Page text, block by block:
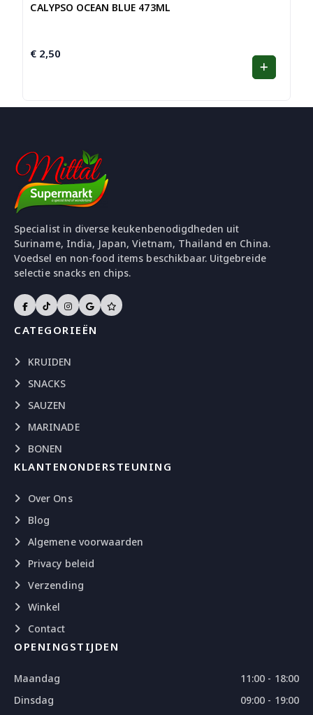
CALYPSO OCEAN BLUE 473ML
€ 2,50
Specialist in diverse keukenbenodigdheden uit
Suriname, India, Japan, Vietnam, Thailand en China.
Voedsel en non-food items beschikbaar. Uitgebreide
selectie snacks en chips.
CATEGORIEËN
KRUIDEN
SNACKS
SAUZEN
MARINADE
BONEN
KLANTENONDERSTEUNING
Over Ons
Blog
Algemene voorwaarden
Privacy beleid
Verzending
Winkel
Contact
OPENINGSTIJDEN
Maandag
11:00 - 18:00
Dinsdag
09:00 - 19:00